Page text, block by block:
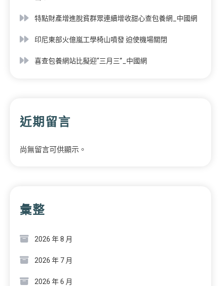
特點財產增進脫貧群眾連續增收甜心查包養網_中國網
印尼東部火億嵐工學椅山噴發 迫使機場關閉
喜查包養網站比擬迎“三月三”_中國網
近期留言
尚無留言可供顯示。
彙整
2026 年 8 月
2026 年 7 月
2026 年 6 月